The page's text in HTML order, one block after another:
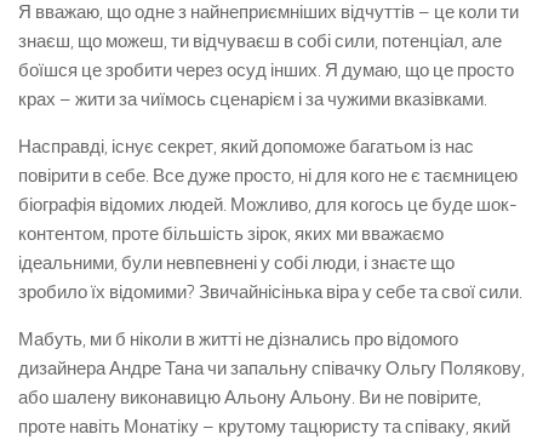
Я вважаю, що одне з найнеприємніших відчуттів – це коли ти
знаєш, що можеш, ти відчуваєш в собі сили, потенціал, але
боїшся це зробити через осуд інших. Я думаю, що це просто
крах – жити за чиїмось сценарієм і за чужими вказівками.
Насправді, існує секрет, який допоможе багатьом із нас
повірити в себе. Все дуже просто, ні для кого не є таємницею
біографія відомих людей. Можливо, для когось це буде шок-
контентом, проте більшість зірок, яких ми вважаємо
ідеальними, були невпевнені у собі люди, і знаєте що
зробило їх відомими? Звичайнісінька віра у себе та свої сили.
Мабуть, ми б ніколи в житті не дізнались про відомого
дизайнера Андре Тана чи запальну співачку Ольгу Полякову,
або шалену виконавицю Альону Альону. Ви не повірите,
проте навіть Монатіку – крутому тацюристу та співаку, який